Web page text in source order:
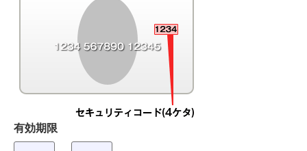
（９） 過去に本サービス利用による商品役務購入代金の
支払を遅滞し又は不正に免れようとしたことがある場合
（１０） 当社規定に基づき、第三者機関の審査により本
サービスの利用が不適当と判断した場合（利用申込の後、
電子メール・お電話にてご連絡します。）
（１１） その他、当社が不適当と判断する相当の理由が
ある場合
２ 利用申込の承認後であっても、利用申込者が前項のい
ずれかに該当することが判明した場合、当社はその承認を
取り消すことがあります。但し、承認が取り消された場合
でも、利用者は、本サービスの利用により発生した支払義
有効期限